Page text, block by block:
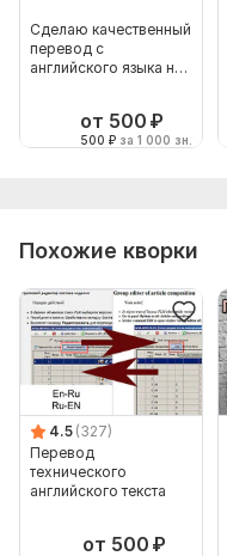
Сделаю качественный
перевод с
английского языка на
от 500 ₽
500 ₽ за 1 000 зн.
Похожие кворки
4.5 (327)
Перевод
технического
английского текста
от 500 ₽